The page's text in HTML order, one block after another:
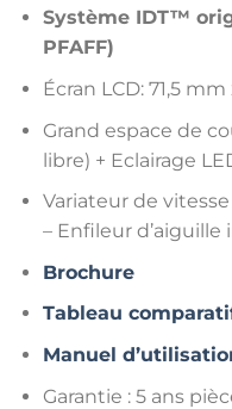
Système IDT™
PFAFF)
Écran LCD: 71,5
Grand espace de
libre) + Eclairage
Variateur de
– Enfileur d’aiguille
Brochure
Tableau
Manuel
Garantie : 5 ans